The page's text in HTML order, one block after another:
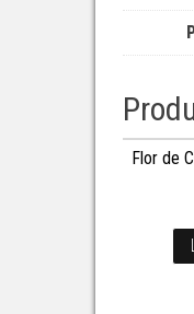
Flor de